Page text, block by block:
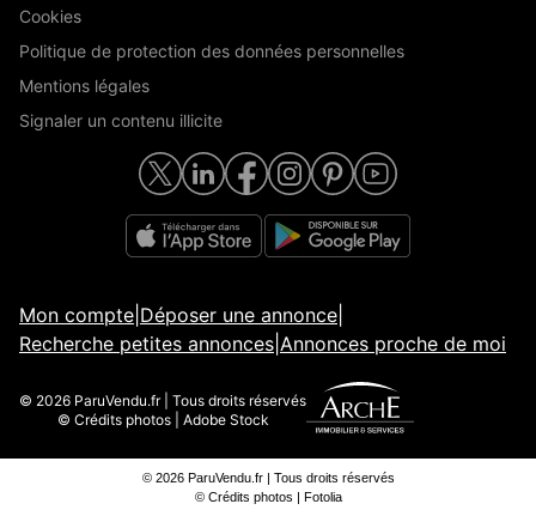
Cookies
Politique de protection des données personnelles
Mentions légales
Signaler un contenu illicite
Mon compte Déposer une annonce
Recherche petites annonces Annonces proche de moi
© 2026 ParuVendu.fr | Tous droits réservés
© Crédits photos | Adobe Stock
© 2026 ParuVendu.fr | Tous droits réservés
© Crédits photos | Fotolia